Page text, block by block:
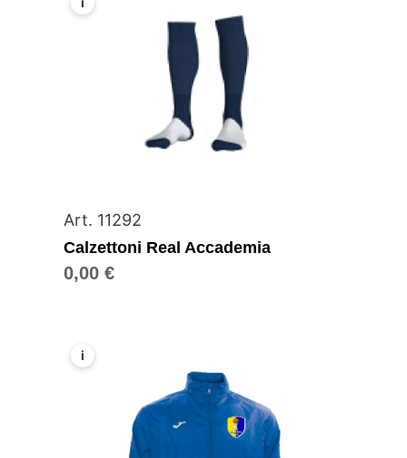
Art. 11292
Calzettoni Real Accademia
0,00€
i